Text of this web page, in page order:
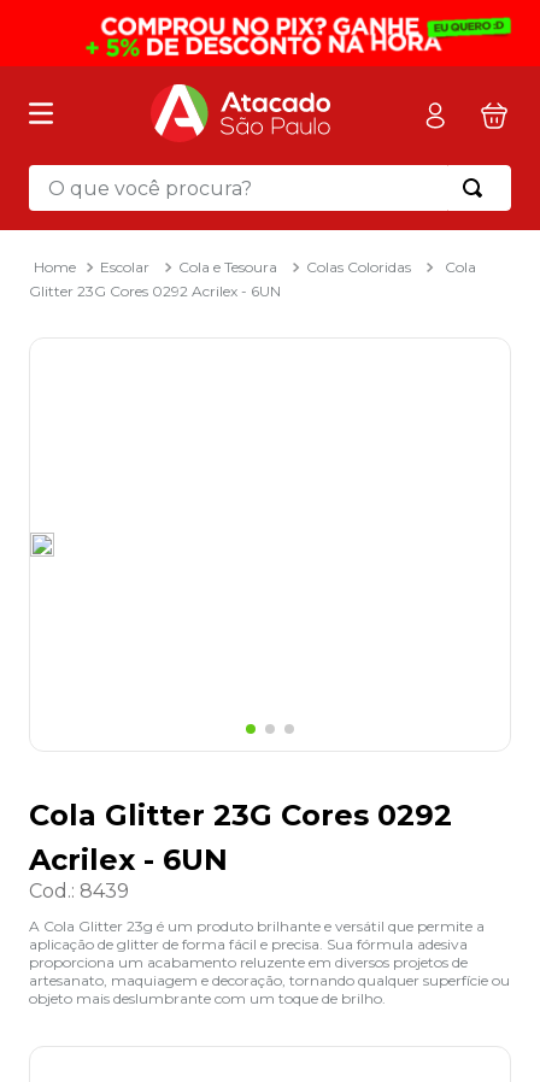
O que você procura?
Escolar Cola e Tesoura Colas Coloridas
Cola
Glitter 23G Cores 0292 Acrilex - 6UN
Cola Glitter 23G Cores 0292
Acrilex - 6UN
Cod.: 8439
A Cola Glitter 23g é um produto brilhante e versátil que permite a
aplicação de glitter de forma fácil e precisa. Sua fórmula adesiva
proporciona um acabamento reluzente em diversos projetos de
artesanato, maquiagem e decoração, tornando qualquer superfície ou
objeto mais deslumbrante com um toque de brilho.
Termos mais buscados
mochila
2º sacola
3º mala
8